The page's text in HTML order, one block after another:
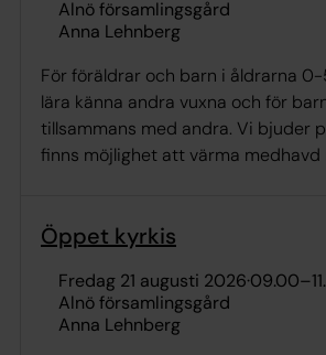
Alnö församlingsgård
Anna Lehnberg
För föräldrar och barn i åldrarna
lära känna andra vuxna och för
tillsammans med andra. Vi bjuder
finns möjlighet att värma medhavd
Öppet kyrkis
fredag 21 augusti 2026·09.00–
Alnö församlingsgård
Anna Lehnberg